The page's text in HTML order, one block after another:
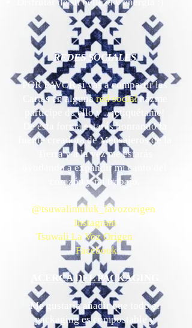
REDES SOCIALES
POR FAVOR si vas a compartir las
Cartas en algunared socialhazme
partícipe de ello y ...¡etiquétame!
De esta forma estarás honrando la
fuente creadora de Mensajeros de la
Tierra y a la vez me estarás
ayudando a expandir mi canto del
corazón y mi trabajo.
@tsuwalimuluk_lavozorigen
Instagram
Tsuwali La Voz Origen
Facebook
ACERCA DEL PACKAGING
Me gustaría añadir que todo el
packaging es compostable y